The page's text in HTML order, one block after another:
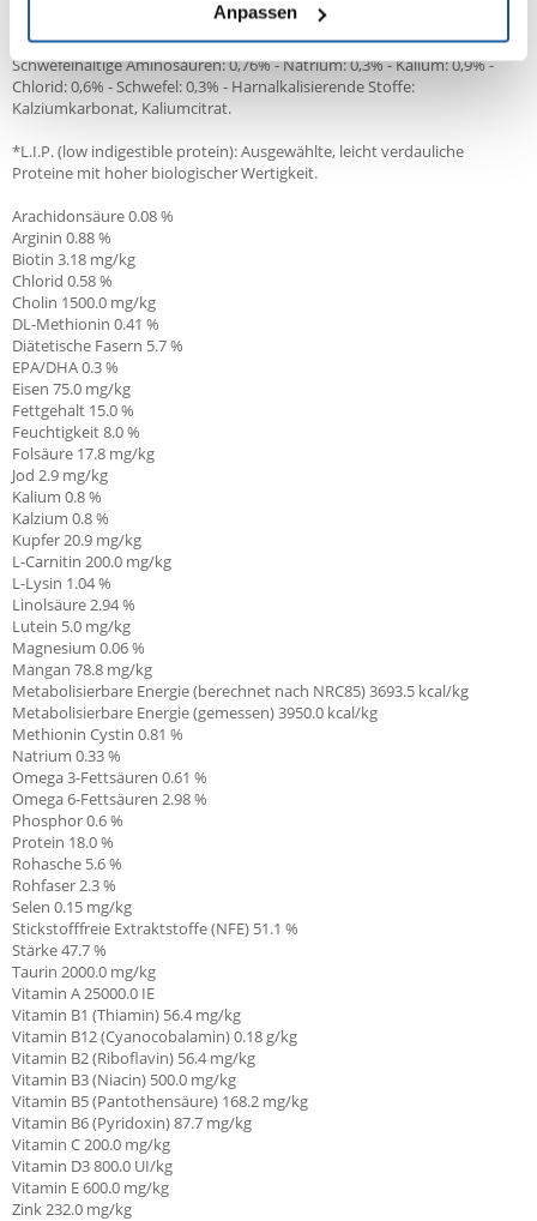
Anpassen
ANALYTISCHE BESTANDTEILE:
Protein: 18% - Fettgehalt: 15% - Rohasche: 5,4% - Rohfaser: 2,1% -
Schwefelhaltige Aminosäuren: 0,76% - Natrium: 0,3% - Kalium: 0,9% -
Chlorid: 0,6% - Schwefel: 0,3% - Harnalkalisierende Stoffe:
Kalziumkarbonat, Kaliumcitrat.
*L.I.P. (low indigestible protein): Ausgewählte, leicht verdauliche
Proteine mit hoher biologischer Wertigkeit.
Arachidonsäure 0.08 %
Arginin 0.88 %
Biotin 3.18 mg/kg
Chlorid 0.58 %
Cholin 1500.0 mg/kg
DL-Methionin 0.41 %
Diätetische Fasern 5.7 %
EPA/DHA0.3 %
Eisen 75.0 mg/kg
Fettgehalt 15.0 %
Feuchtigkeit 8.0 %
Folsäure 17.8 mg/kg
Jod 2.9 mg/kg
Kalium 0.8 %
Kalzium 0.8 %
Kupfer 20.9 mg/kg
L-Carnitin 200.0 mg/kg
L-Lysin 1.04 %
Linolsäure2.94 %
Lutein 5.0 mg/kg
Magnesium 0.06 %
Mangan 78.8 mg/kg
Metabolisierbare Energie (berechnet nach NRC85) 3693.5 kcal/kg
Metabolisierbare Energie (gemessen) 3950.0 kcal/kg
Methionin Cystin 0.81 %
Natrium 0.33 %
Omega 3-Fettsäuren 0.61 %
Omega 6-Fettsäuren 2.98 %
Phosphor 0.6 %
Protein 18.0 %
Rohasche 5.6 %
Rohfaser 2.3 %
Selen 0.15 mg/kg
Stickstofffreie Extraktstoffe (NFE) 51.1 %
Stärke 47.7 %
Taurin 2000.0 mg/kg
Vitamin A25000.0 IE
Vitamin B1 (Thiamin) 56.4 mg/kg
Vitamin B12 (Cyanocobalamin) 0.18 g/kg
Vitamin B2 (Riboflavin) 56.4 mg/kg
Vitamin B3 (Niacin) 500.0 mg/kg
Vitamin B5 (Pantothensäure) 168.2 mg/kg
Vitamin B6 (Pyridoxin) 87.7 mg/kg
Vitamin C200.0 mg/kg
Vitamin D3 800.0 UI/kg
Vitamin E600.0 mg/kg
Zink 232.0 mg/kg